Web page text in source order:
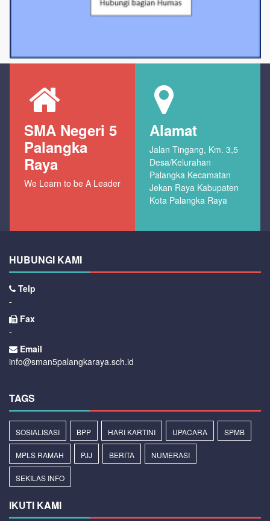
SMA Negeri 5
Palangka
Raya
We Learn to be A Leader
Alamat
Jalan Tingang, Km. 3,5
Desa/Kelurahan
Palangka Kecamatan
Jekan Raya Kabupaten
Kota Palangka Raya
HUBUNGI KAMI
Telp
-
Fax
-
Email
info@sman5palangkaraya.sch.id
TAGS
SOSIALISASI BPP HARI KARTINI UPACARA SPMB
MPLS RAMAH PJJ BERITA NUMERASI
SEKILAS INFO
IKUTI KAMI